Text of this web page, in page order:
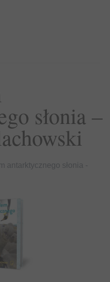
słonia –
antarktycznego słonia -